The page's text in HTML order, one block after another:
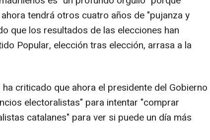
tendrá otros cuatro años de "pujanza y
que los resultados de las elecciones han
Popular, elección tras elección, arrasa a la
criticado que ahora el presidente del Gobierno
electoralistas" para intentar "comprar
catalanes" para ver si puede un día más